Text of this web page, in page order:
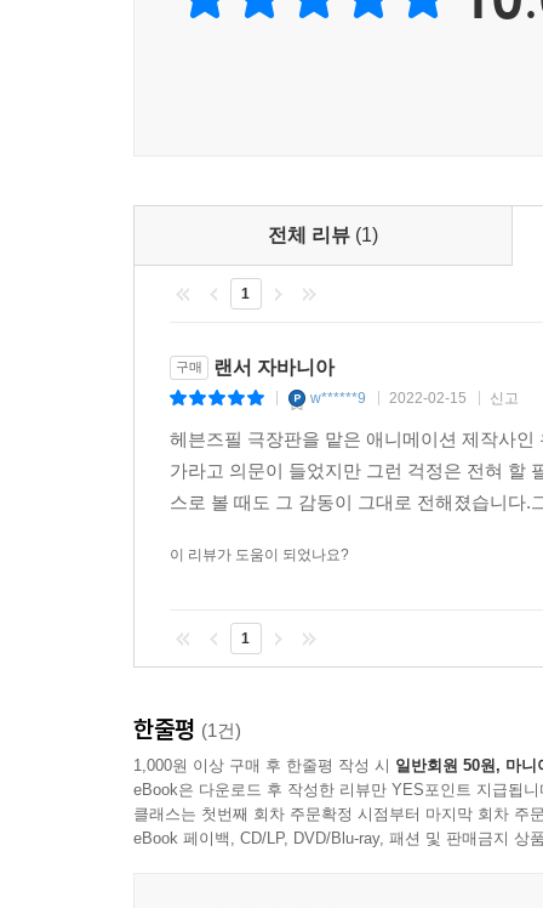
전체 리뷰 (1)
1
구매 랜서 자바니아
w******9 2022-02-15 신고
헤븐즈필 극장판을 맡은 애니메이션 제작사
가라고 의문이 들었지만 그런 걱정은 전혀 할
스로 볼 때도 그 감동이 그대로 전해졌습니다
이 리뷰가 도움이 되었나요?
1
한줄평 (1건)
1,000원 이상 구매 후 한줄평 작성 시 일반회원 50원, 마니
eBook은 다운로드 후 작성한 리뷰만 YES포인트 지급됩니
클래스는 첫번째 회차 주문확정 시점부터 마지막 회차 주
eBook 페이백, CD/LP, DVD/Blu-ray, 패션 및 판매금지 상